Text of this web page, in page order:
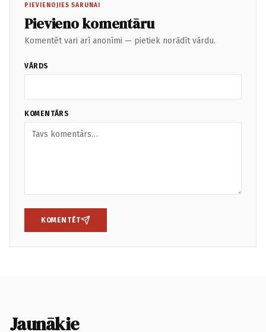
PIEVIENOJIES SARUNAI
Pievieno komentāru
Komentēt vari arī anonīmi — pietiek norādīt vārdu.
VĀRDS
KOMENTĀRS
KOMENTĒT
Jaunākie